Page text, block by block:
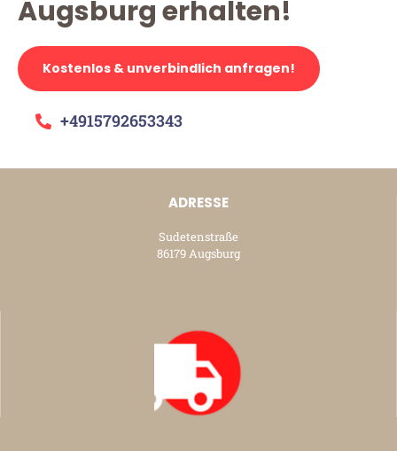
Augsburg erhalten!
Kostenlos & unverbindlich anfragen!
+4915792653343
ADRESSE
Sudetenstraße
86179 Augsburg